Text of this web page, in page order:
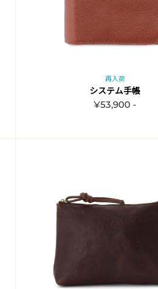
再入荷
システム手帳
¥53,900 -